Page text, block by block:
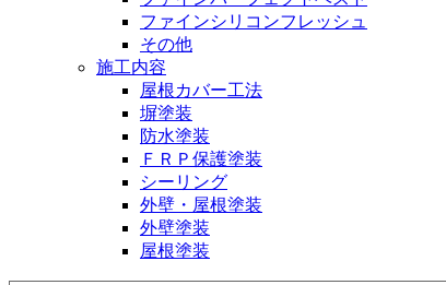
ファインシリコンフレッシュ
その他
施工内容
屋根カバー工法
塀塗装
防水塗装
ＦＲＰ保護塗装
シーリング
外壁・屋根塗装
外壁塗装
屋根塗装